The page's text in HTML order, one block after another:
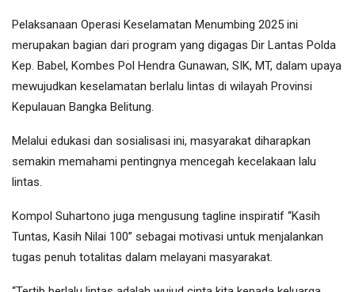
Pelaksanaan Operasi Keselamatan Menumbing 2025 ini
merupakan bagian dari program yang digagas Dir Lantas Polda
Kep. Babel, Kombes Pol Hendra Gunawan, SIK, MT, dalam upaya
mewujudkan keselamatan berlalu lintas di wilayah Provinsi
Kepulauan Bangka Belitung.
Melalui edukasi dan sosialisasi ini, masyarakat diharapkan
semakin memahami pentingnya mencegah kecelakaan lalu
lintas.
Kompol Suhartono juga mengusung tagline inspiratif “Kasih
Tuntas, Kasih Nilai 100” sebagai motivasi untuk menjalankan
tugas penuh totalitas dalam melayani masyarakat.